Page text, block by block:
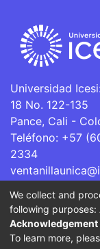
Universidad
18 No. 122-135
Pance, Cali -
Teléfono: +57
2334
La Universidad
Superior que se
por parte del
We collect and
following purposes:
To learn more,